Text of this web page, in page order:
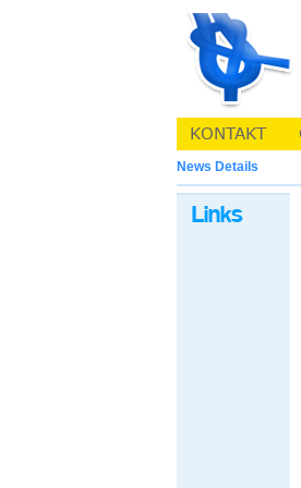
News Details